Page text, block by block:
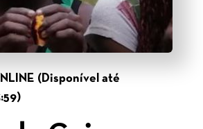
(Disponível até